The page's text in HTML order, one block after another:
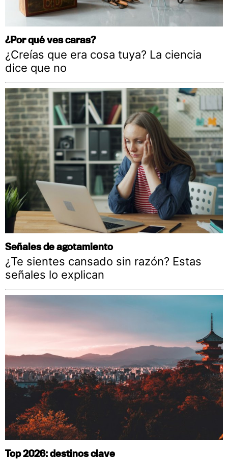
¿Por qué ves caras?
¿Creías que era cosa tuya? La ciencia
dice que no
Señales de agotamiento
¿Te sientes cansado sin razón? Estas
señales lo explican
Top 2026: destinos clave